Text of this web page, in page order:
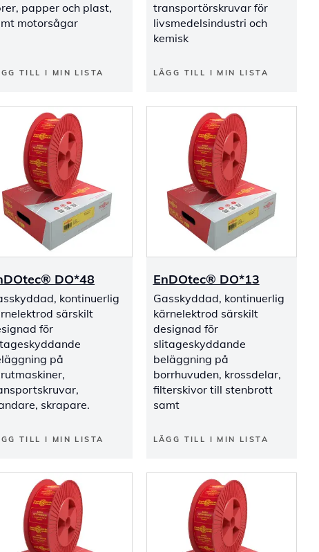
papper och plast,
motorsågar
TILL I MIN LISTA
transportörskruvar för
livsmedelsindustri och
kemisk
LÄGG TILL I MIN LISTA
DO*48
kontinuerlig
särskilt
för
på
skrapare.
TILL I MIN LISTA
EnDOtec® DO*13
Gasskyddad, kontinuerlig
kärnelektrod särskilt
designad för
slitageskyddande
beläggning på
borrhuvuden, krossdelar,
filterskivor till stenbrott
samt
LÄGG TILL I MIN LISTA